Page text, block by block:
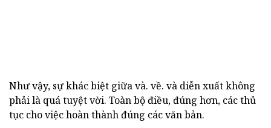
Như vậy, sự khác biệt giữa và. về. và diễn xuất không
phải là quá tuyệt vời. Toàn bộ điều, đúng hơn, các thủ
tục cho việc hoàn thành đúng các văn bản.